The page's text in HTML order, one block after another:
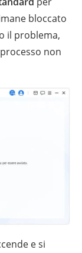
bloccato
il problema,
non
e si